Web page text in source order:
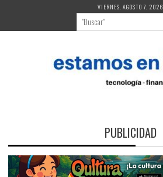
contenido
VIERNES, AGOSTO 7, 2026
PUBLICIDAD